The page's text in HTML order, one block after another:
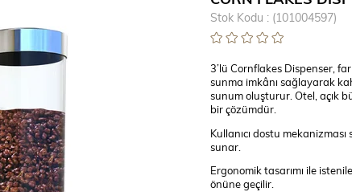
Stok Kodu (101004597)
3’lü Cornflakes Dispenser,
sunma imkânı sağlayarak
sunum oluşturur. Otel, açık
bir çözümdür.
Kullanıcı dostu
sunar.
Ergonomik tasarımı ile
önüne geçilir.